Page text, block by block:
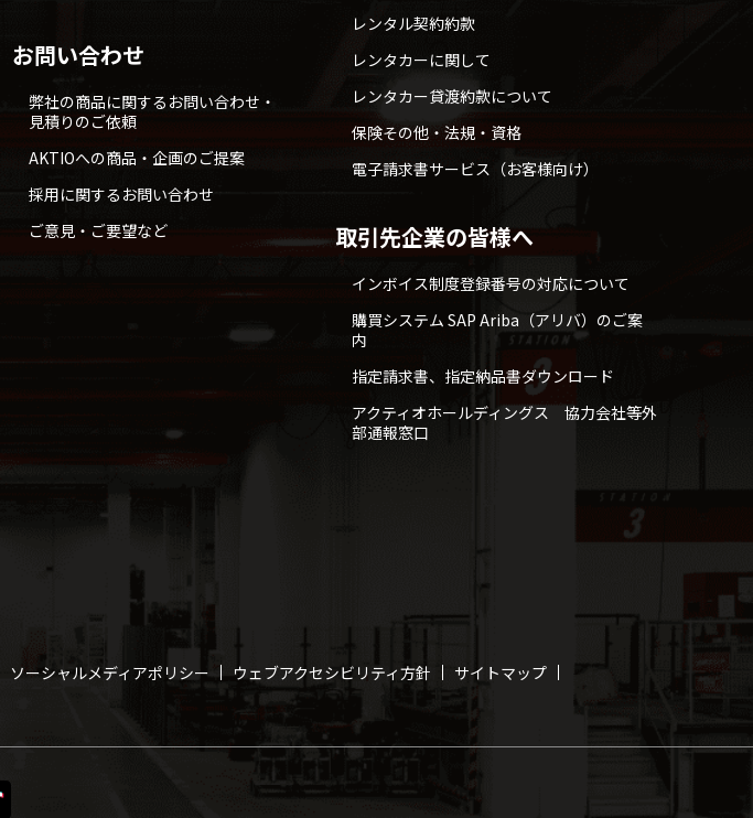
お問い合わせ
弊社の商品に関するお問い合わせ・
見積りのご依頼
AKTIOへの商品・企画のご提案
採用に関するお問い合わせ
ご意見・ご要望など
レンタル契約約款
レンタカーに関して
レンタカー貸渡約款について
保険その他・法規・資格
電子請求書サービス（お客様向け）
取引先企業の皆様へ
インボイス制度登録番号の対応について
購買システム SAP Ariba（アリバ）のご案
内
指定請求書、指定納品書ダウンロード
アクティオホールディングス 協力会社等外
部通報窓口
ソーシャルメディアポリシー ウェブアクセシビリティ方針 サイトマップ